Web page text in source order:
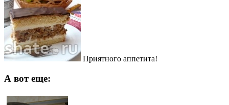
Приятного аппетита!
А вот еще: